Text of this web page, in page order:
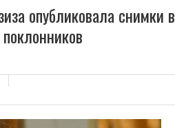
опубликовала снимки в